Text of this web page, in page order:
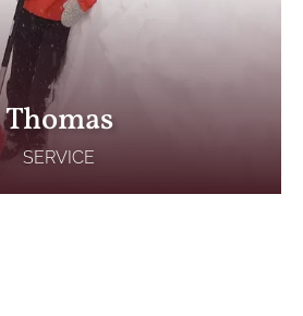
Thomas
SERVICE